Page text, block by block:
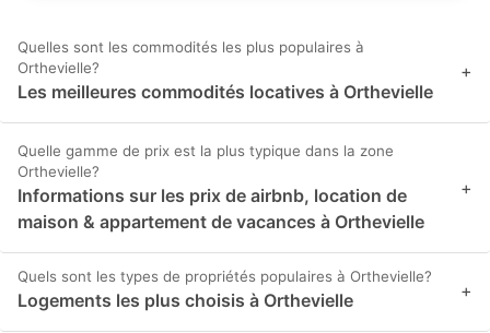
Quelles sont les commodités les plus populaires à
Orthevielle?
Les meilleures commodités locatives à Orthevielle
+
Quelle gamme de prix est la plus typique dans la zone
Orthevielle?
Informations sur les prix de airbnb, location de
maison & appartement de vacances à Orthevielle
+
Quels sont les types de propriétés populaires à Orthevielle?
Logements les plus choisis à Orthevielle +